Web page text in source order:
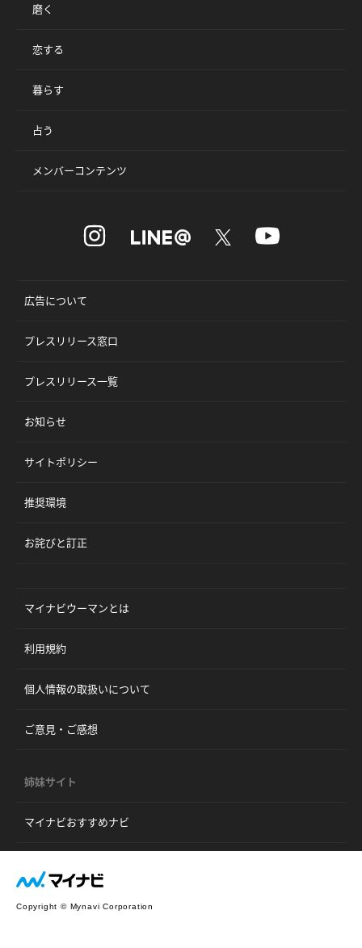
磨く
恋する
暮らす
占う
メンバーコンテンツ
広告について
プレスリリース窓口
プレスリリース一覧
お知らせ
サイトポリシー
推奨環境
お詫びと訂正
マイナビウーマンとは
利用規約
個人情報の取扱いについて
ご意見・ご感想
姉妹サイト
マイナビおすすめナビ
Copyright © Mynavi Corporation